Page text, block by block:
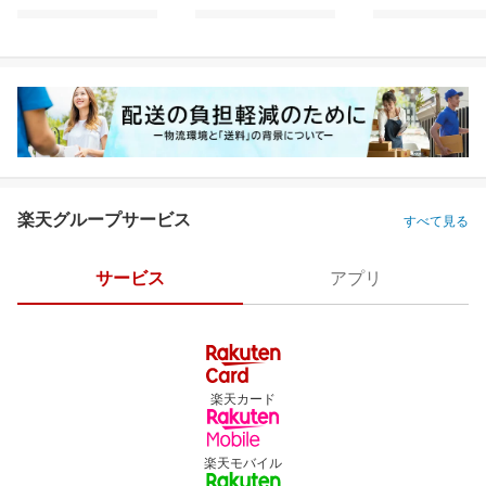
楽天グループサービス すべて見る
サービス アプリ
楽天カード
楽天モバイル